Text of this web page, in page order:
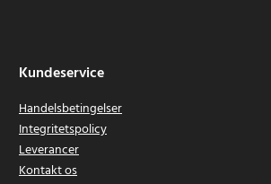
Kundeservice
Handelsbetingelser
Integritetspolicy
Leverancer
Kontakt os